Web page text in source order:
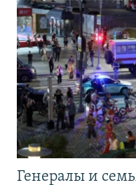
Генералы и